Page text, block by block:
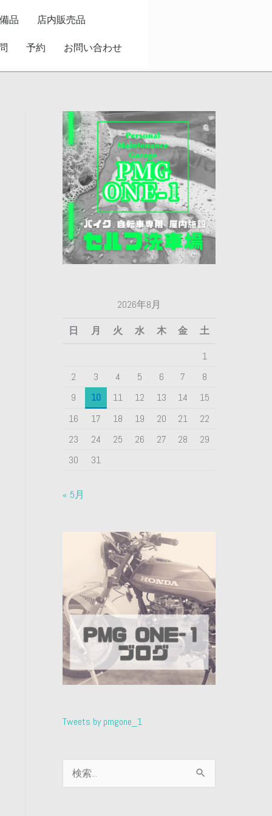
品 店内販売品
予約 お問い合わせ
2026年8月
日 月 火 水 木 金
土
1
2
3 4 5 6 7
8
9
10 11 12 13 14
15
16
17 18 19 20 21
22
23
24 25 26 27 28
29
30
31
« 5月
Tweets by pmgone_1